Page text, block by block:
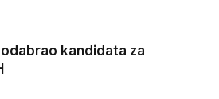
odabrao kandidata za